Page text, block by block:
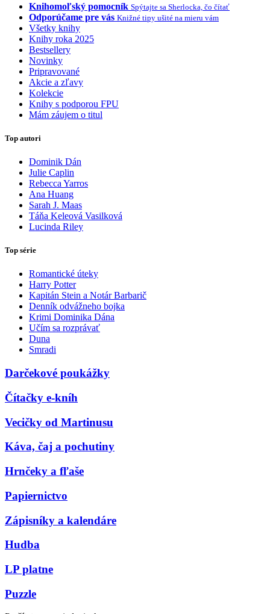
Knihomoľský pomocník Spýtajte sa Sherlocka, čo čítať
Odporúčame pre vás Knižné tipy ušité na mieru vám
Všetky knihy
Knihy roka 2025
Bestsellery
Novinky
Pripravované
Akcie a zľavy
Kolekcie
Knihy s podporou FPU
Mám záujem o titul
Top autori
Dominik Dán
Julie Caplin
Rebecca Yarros
Ana Huang
Sarah J. Maas
Táňa Keleová Vasilková
Lucinda Riley
Top série
Romantické úteky
Harry Potter
Kapitán Stein a Notár Barbarič
Denník odvážneho bojka
Krimi Dominika Dána
Učím sa rozprávať
Duna
Smradi
Darčekové poukážky
Čítačky e-kníh
Vecičky od Martinusu
Káva, čaj a pochutiny
Hrnčeky a fľaše
Papiernictvo
Zápisníky a kalendáre
Hudba
LP platne
Puzzle